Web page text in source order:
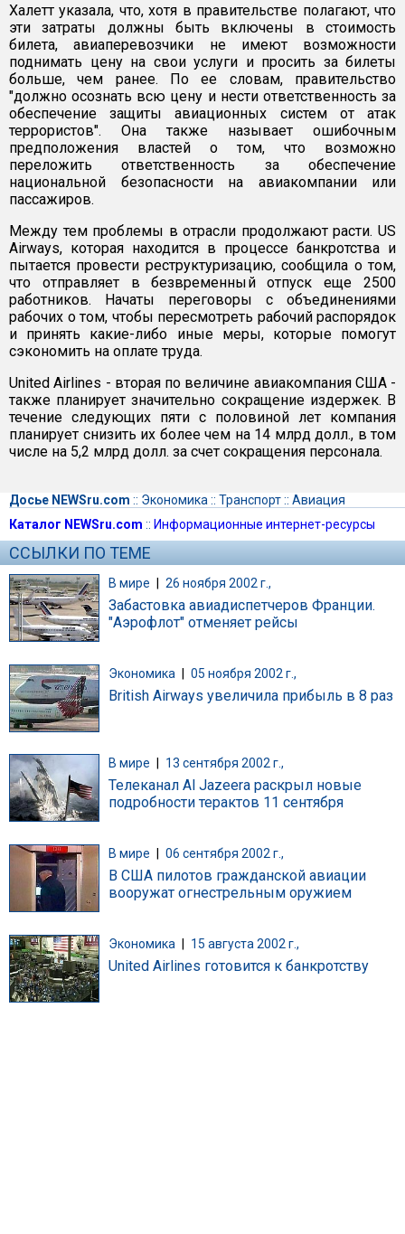
Халетт указала, что, хотя в правительстве полагают, что
эти затраты должны быть включены в стоимость
билета, авиаперевозчики не имеют возможности
поднимать цену на свои услуги и просить за билеты
больше, чем ранее. По ее словам, правительство
"должно осознать всю цену и нести ответственность за
обеспечение защиты авиационных систем от атак
террористов". Она также называет ошибочным
предположения властей о том, что возможно
переложить ответственность за обеспечение
национальной безопасности на авиакомпании или
пассажиров.
Между тем проблемы в отрасли продолжают расти. US
Airways, которая находится в процессе банкротства и
пытается провести реструктуризацию, сообщила о том,
что отправляет в безвременный отпуск еще 2500
работников. Начаты переговоры с объединениями
рабочих о том, чтобы пересмотреть рабочий распорядок
и принять какие-либо иные меры, которые помогут
сэкономить на оплате труда.
United Airlines - вторая по величине авиакомпания США -
также планирует значительно сокращение издержек. В
течение следующих пяти с половиной лет компания
планирует снизить их более чем на 14 млрд долл., в том
числе на 5,2 млрд долл. за счет сокращения персонала.
Досье NEWSru.com :: Экономика :: Транспорт:: Авиация
Каталог NEWSru.com :: Информационные интернет-ресурсы
ССЫЛКИ ПО ТЕМЕ
В мире | 26 ноября 2002 г.,
Забастовка авиадиспетчеров Франции.
"Аэрофлот" отменяет рейсы
Экономика 05 ноября 2002 г.,
British Airways увеличила прибыль в 8 раз
В мире 13 сентября 2002 г.,
Телеканал Al Jazeera раскрыл новые
подробности терактов 11 сентября
В мире 06 сентября 2002 г.,
В США пилотов гражданской авиации
вооружат огнестрельным оружием
Экономика 15 августа 2002 г.,
United Airlines готовится к банкротству